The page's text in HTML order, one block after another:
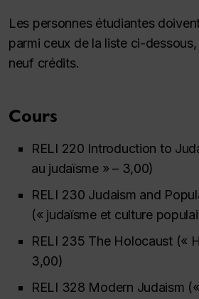
Les personnes étudiantes
parmi ceux de la liste ci-
neuf crédits.
Cours
RELI 220 Introduction to
au judaïsme » – 3,00)
RELI 230 Judaism and
(« judaïsme et culture
RELI 235 The Holocaust («
3,00)
RELI 328 Modern Judaism